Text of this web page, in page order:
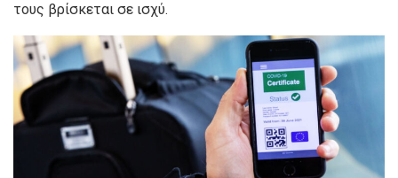
τους βρίσκεται σε ισχύ.